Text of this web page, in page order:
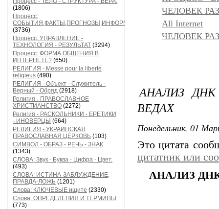
(1806)
Процесс:
СОБЫТИЯ,ФАКТЫ,ПРОГНОЗЫ,ИНФОРМАЦИЯ
(3736)
Процесс: УПРАВЛЕНИЕ -
ТЕХНОЛОГИЯ - РЕЗУЛЬТАТ (3294)
Процесс: ФОРМА ОБЩЕНИЯ В
ИНТЕРНЕТЕ? (650)
РЕЛИГИЯ - Messe pour la liberté
religieus (490)
РЕЛИГИЯ - Объект - Служитель -
Верный - Обряд (2918)
Религия - ПРАВОСЛАВНОЕ
ХРИСТИАНСТВО (2272)
Религия - РАСКОЛЬНИКИ - ЕРЕТИКИ
- ИНОВЕРЦЫ (664)
РЕЛИГИЯ - УКРАИНСКАЯ
ПРАВОСЛАВНАЯ ЦЕРКОВЬ (103)
СИМВОЛ - ОБРАЗ - РЕЧЬ - ЗНАК
(1343)
СЛОВА: Звук - Буква - Цифра - Цвет.
(493)
СЛОВА: ИСТИНА-ЗАБЛУЖДЕНИЕ,
ПРАВДА-ЛОЖЬ (1201)
Слова: КЛЮЧЕВЫЕ ищите (2330)
Слова: ОПРЕДЕЛЕНИЯ И ТЕРМИНЫ
(773)
ЧЕЛОВЕК
All Internet
ЧЕЛОВЕК
АНАЛИЗ
ВЕДАХ
Понедельник, 01
Это цитата
цитатник или
АНАЛИЗ